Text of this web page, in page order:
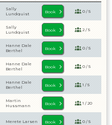
Sally
Lundquist
Book 0/ 5
Sally
Lundquist
Book 2/ 5
Hanne Dale
Berthel
Book 0/ 5
Hanne Dale
Berthel
Book 0/ 5
Hanne Dale
Berthel
Book 1 / 5
Martin
Hussmann
Book 1 / 20
Merete Larsen Book 0/ 5